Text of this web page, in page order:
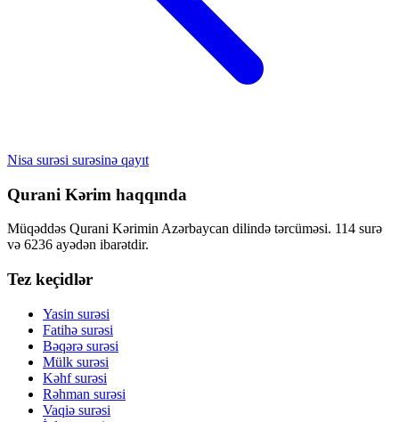
Nisa surəsi surəsinə qayıt
Qurani Kərim haqqında
Müqəddəs Qurani Kərimin Azərbaycan dilində tərcüməsi. 114 surə
və 6236 ayədən ibarətdir.
Tez keçidlər
Yasin surəsi
Fatihə surəsi
Bəqərə surəsi
Mülk surəsi
Kəhf surəsi
Rəhman surəsi
Vaqiə surəsi